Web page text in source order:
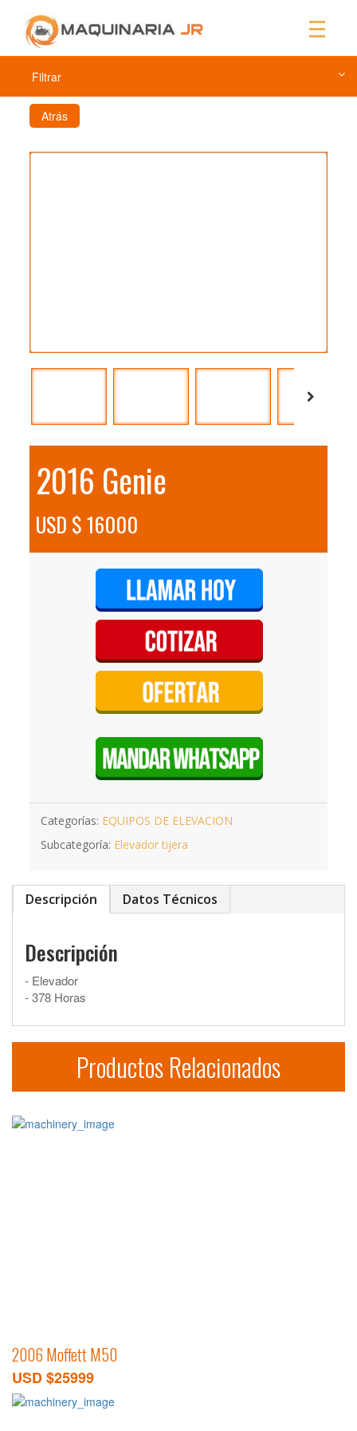
Filtrar
Atrás
2016 Genie
USD $ 16000
Categorías: EQUIPOS DE ELEVACION
Subcategoría: Elevador tijera
Descripción Datos Técnicos
Descripción
- Elevador
- 378 Horas
Productos Relacionados
2006 Moffett M50
USD $25999